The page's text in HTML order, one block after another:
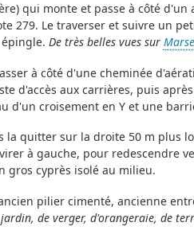
qui monte et passe à côté
279. Le traverser et suivre un
De très belles vues sur
à côté d'une cheminée
d'accès aux carrières, puis
d'un croisement en Y et une
la quitter sur la droite 50 m plus
à gauche, pour redescendre
gros cyprès isolé au milieu.
pilier cimenté, ancienne
de verger, d'orangeraie, de